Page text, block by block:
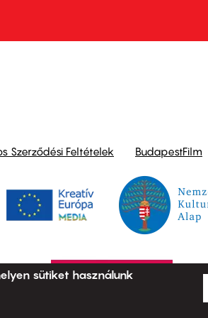
Szerződési Feltételek BudapestFilm
sütiket használunk